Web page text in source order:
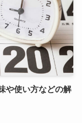
や使い方などの解